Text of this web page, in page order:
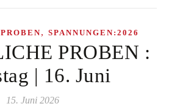
, SPANNUNGEN:2026
PROBEN :
| 16. Juni
15. Juni 2026